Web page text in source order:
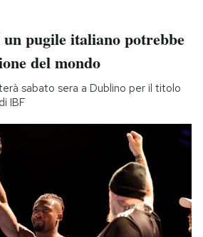
pugile italiano potrebbe
del mondo
sabato sera a Dublino per il titolo
IBF